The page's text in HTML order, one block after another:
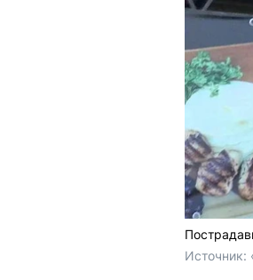
Источник: